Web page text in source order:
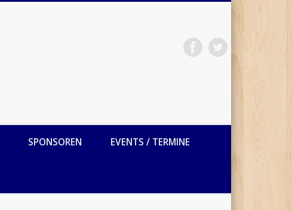
SPONSOREN EVENTS / TERMINE